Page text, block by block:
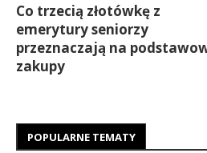
Co trzecią złotówkę z
emerytury seniorzy
przeznaczają na
zakupy
POPULARNE TEMATY